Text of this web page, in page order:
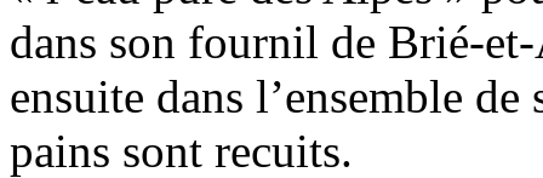
dans son fournil de Brié-
ensuite dans l’ensemble
pains sont recuits.